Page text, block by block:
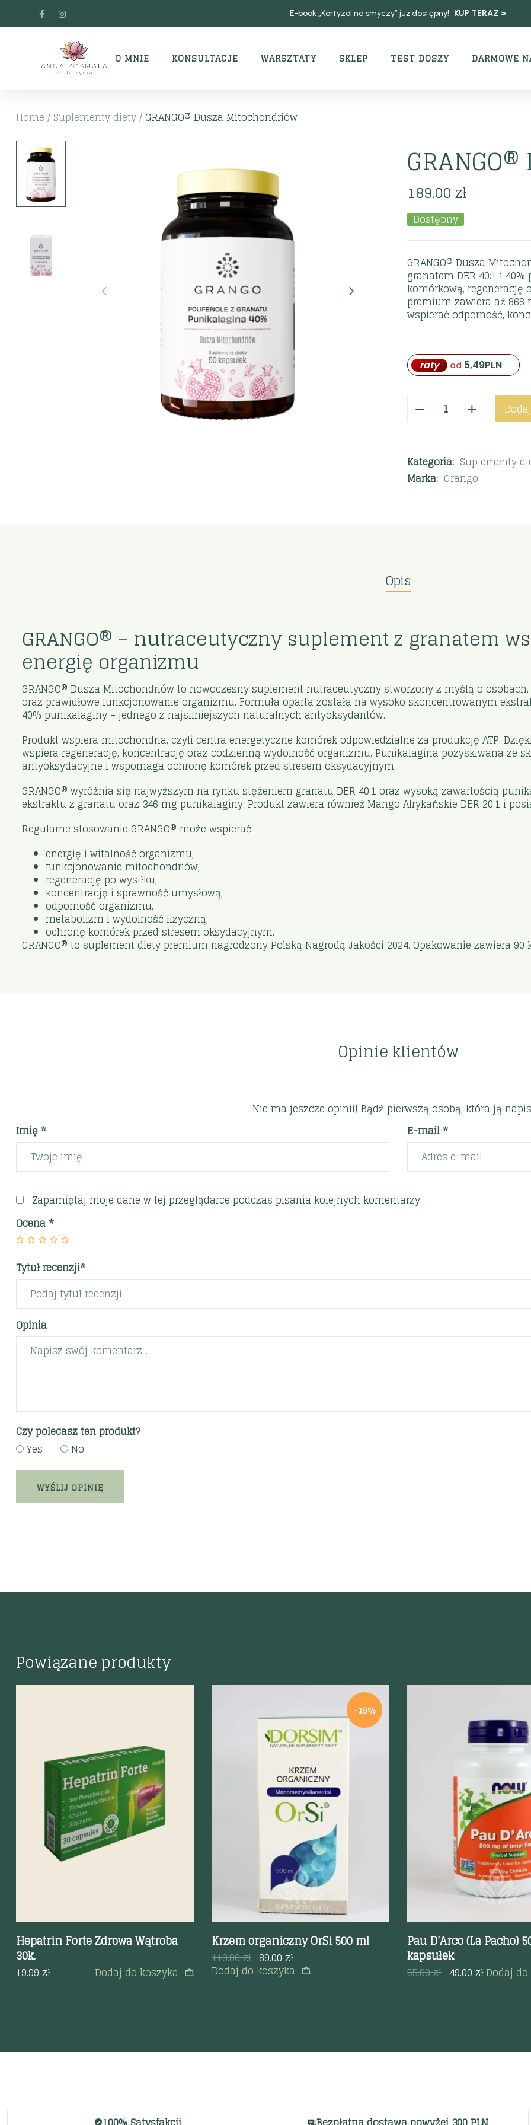
E-book „Kortyzol na smyczy” już dostępny! KUP TERAZ >
O MNIE KONSULTACJE WARSZTATY SKLEP TEST DOSZY DARMOWE
Home / Suplementy diety/GRANGO® Dusza Mitochondriów
189.00zł
Dostępny
GRANGO® Dusza
granatem DER 40:1 i
komórkową,
premium zawiera aż
wspierać odporność,
raty od 5,49PLN
Kategoria: Suplementy
Marka: Grango
Opis
GRANGO® – nutraceutyczny suplement z granatem
energię organizmu
GRANGO® Dusza Mitochondriów to nowoczesny suplement nutraceutyczny stworzony z myślą o
oraz prawidłowe funkcjonowanie organizmu. Formuła oparta została na wysoko skoncentrowanym
40% punikalaginy – jednego z najsilniejszych naturalnych antyoksydantów.
Produkt wspiera mitochondria, czyli centra energetyczne komórek odpowiedzialne za produkcję ATP.
wspiera regenerację, koncentrację oraz codzienną wydolność organizmu. Punikalagina pozyskiwana ze
antyoksydacyjne i wspomaga ochronę komórek przed stresem oksydacyjnym.
GRANGO® wyróżnia się najwyższym na rynku stężeniem granatu DER 40:1 oraz wysoką zawartością
ekstraktu z granatu oraz 346 mg punikalaginy. Produkt zawiera również Mango Afrykańskie DER 20:1 i
Regularne stosowanie GRANGO® może wspierać:
energię i witalność organizmu,
funkcjonowanie mitochondriów,
regenerację po wysiłku,
koncentrację i sprawność umysłową,
odporność organizmu,
metabolizm i wydolność fizyczną,
ochronę komórek przed stresem oksydacyjnym.
GRANGO® to suplement diety premium nagrodzony Polską Nagrodą Jakości 2024. Opakowanie zawiera 90
Opinie klientów
Nie ma jeszcze opinii! Bądź pierwszą osobą, która ją
Imię *
E-mail *
Zapamiętaj moje dane w tej przeglądarce podczas pisania kolejnych komentarzy.
Ocena*
Tytuł recenzji*
Opinia
Czy polecasz ten produkt?
Yes
No
Powiązane produkty
Szybki podgląd
Hepatrin Forte Zdrowa Wątroba
30k.
19.99 zł Dodaj do koszyka
-19%
Szybki podgląd
Krzem organiczny OrSi 500 ml
110.00zł 89.00 zł
Dodaj do koszyka
Szybki podgląd
Pau D’Arco (La Pacho)
kapsułek
55.00zł 49.00 złDodaj